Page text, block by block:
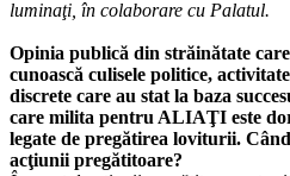
luminaţi, în colaborare cu Palatul.
Opinia publică din străinătate
cunoască culisele politice,
discrete care au stat la baza
care milita pentru ALIAŢI este
legate de pregătirea loviturii.
acţiunii pregătitoare?